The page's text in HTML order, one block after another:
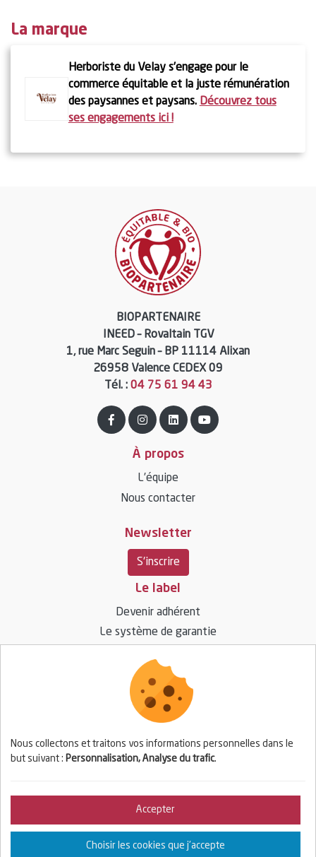
En savoir
La marque
Herboriste du Velay s’engage pour le
commerce équitable et la juste rémunération
des paysannes et paysans. Découvrez tous
ses engagements ici !
BIOPARTENAIRE
INEED – Rovaltain TGV
1, rue Marc Seguin – BP 11114 Alixan
26958 Valence CEDEX 09
Tél. : 04 75 61 94 43
À propos
L’équipe
Nous contacter
Newsletter
S'inscrire
Le label
Devenir adhérent
Le système de garantie
Vos questions / réponses
Espace presse
Se connecter
Nous collectons et traitons vos informations personnelles dans le
but suivant : Personnalisation, Analyse du trafic.
Accepter
Choisir les cookies que j'accepte